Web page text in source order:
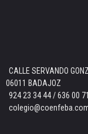
CALLE SERVANDO
06011 BADAJOZ
924 23 34 44 / 636 00